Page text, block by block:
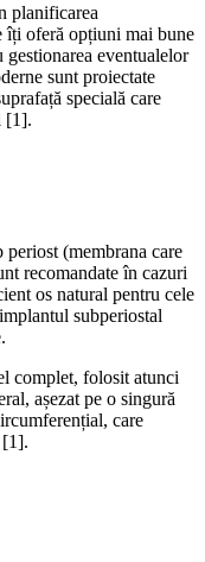
planificarea
îți oferă opțiuni mai bune
eventualelor
sunt proiectate
specială care
[1].
periost (membrana care
recomandate în cazuri
os natural pentru cele
subperiostal
complet, folosit atunci
așezat pe o singură
care
[1].